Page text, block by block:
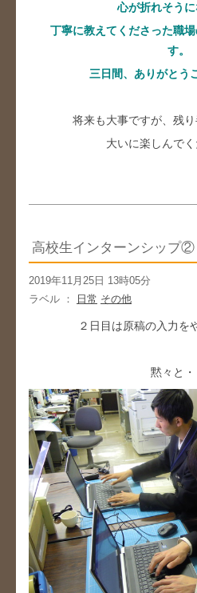
心が折れそうに
丁寧に教えてくださった職場
す。
三日間、ありがとう
将来も大事ですが、残
大いに楽しんでく
高校生インターンシップ②
2019年11月25日 13時05分
ラベル ：
日常 その他
２日目は原稿の入力を
黙々と・